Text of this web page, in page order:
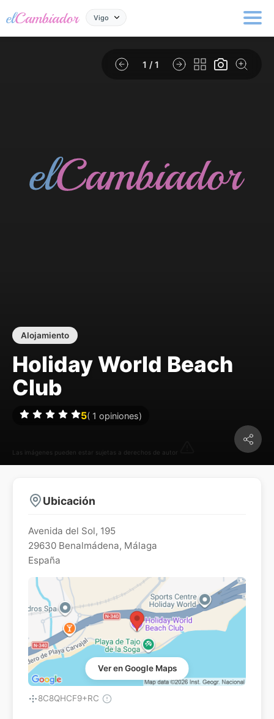
Vigo
1 / 1
Las imágenes pueden estar sujetas a derechos de autor
Alojamiento
Holiday World Beach
Club
5( 1 opiniones)
Ubicación
Avenida del Sol, 195
29630 Benalmádena, Málaga
España
Ver en Google Maps
8C8QHCF9+RC